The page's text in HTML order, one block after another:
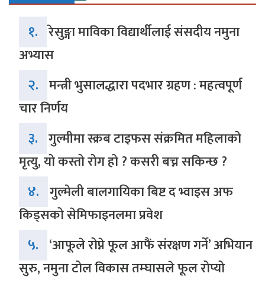
१. रेसुङ्गा माविका विद्यार्थीलाई संसदीय नमुना
अभ्यास
२. मन्त्री भुसालद्धारा पदभार ग्रहण : महत्वपूर्ण
चार निर्णय
३. गुल्मीमा स्क्रब टाइफस संक्रमित महिलाको
मृत्यु, यो कस्तो रोग हो ? कसरी बच्न सकिन्छ ?
४. गुल्मेली बालगायिका बिष्ट द भ्वाइस अफ
किड्सको सेमिफाइनलमा प्रवेश
५. ‘आफूले रोप्ने फूल आफैं संरक्षण गर्ने’ अभियान
सुरु, नमुना टोल विकास तम्घासले फूल रोप्यो